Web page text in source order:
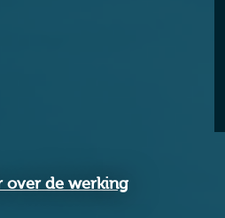
over de werking